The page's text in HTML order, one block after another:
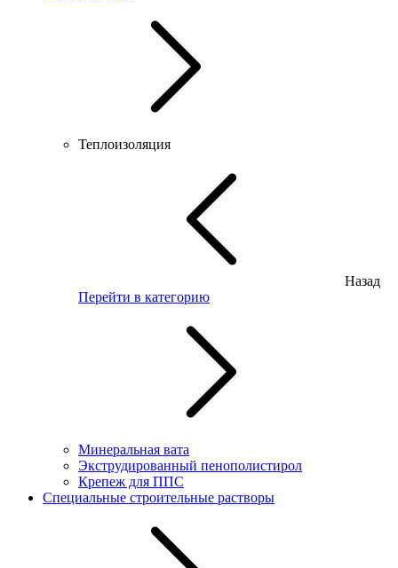
Теплоизоляция
Назад
Перейти в категорию
Минеральная вата
Экструдированный пенополистирол
Крепеж для ППС
Специальные строительные растворы